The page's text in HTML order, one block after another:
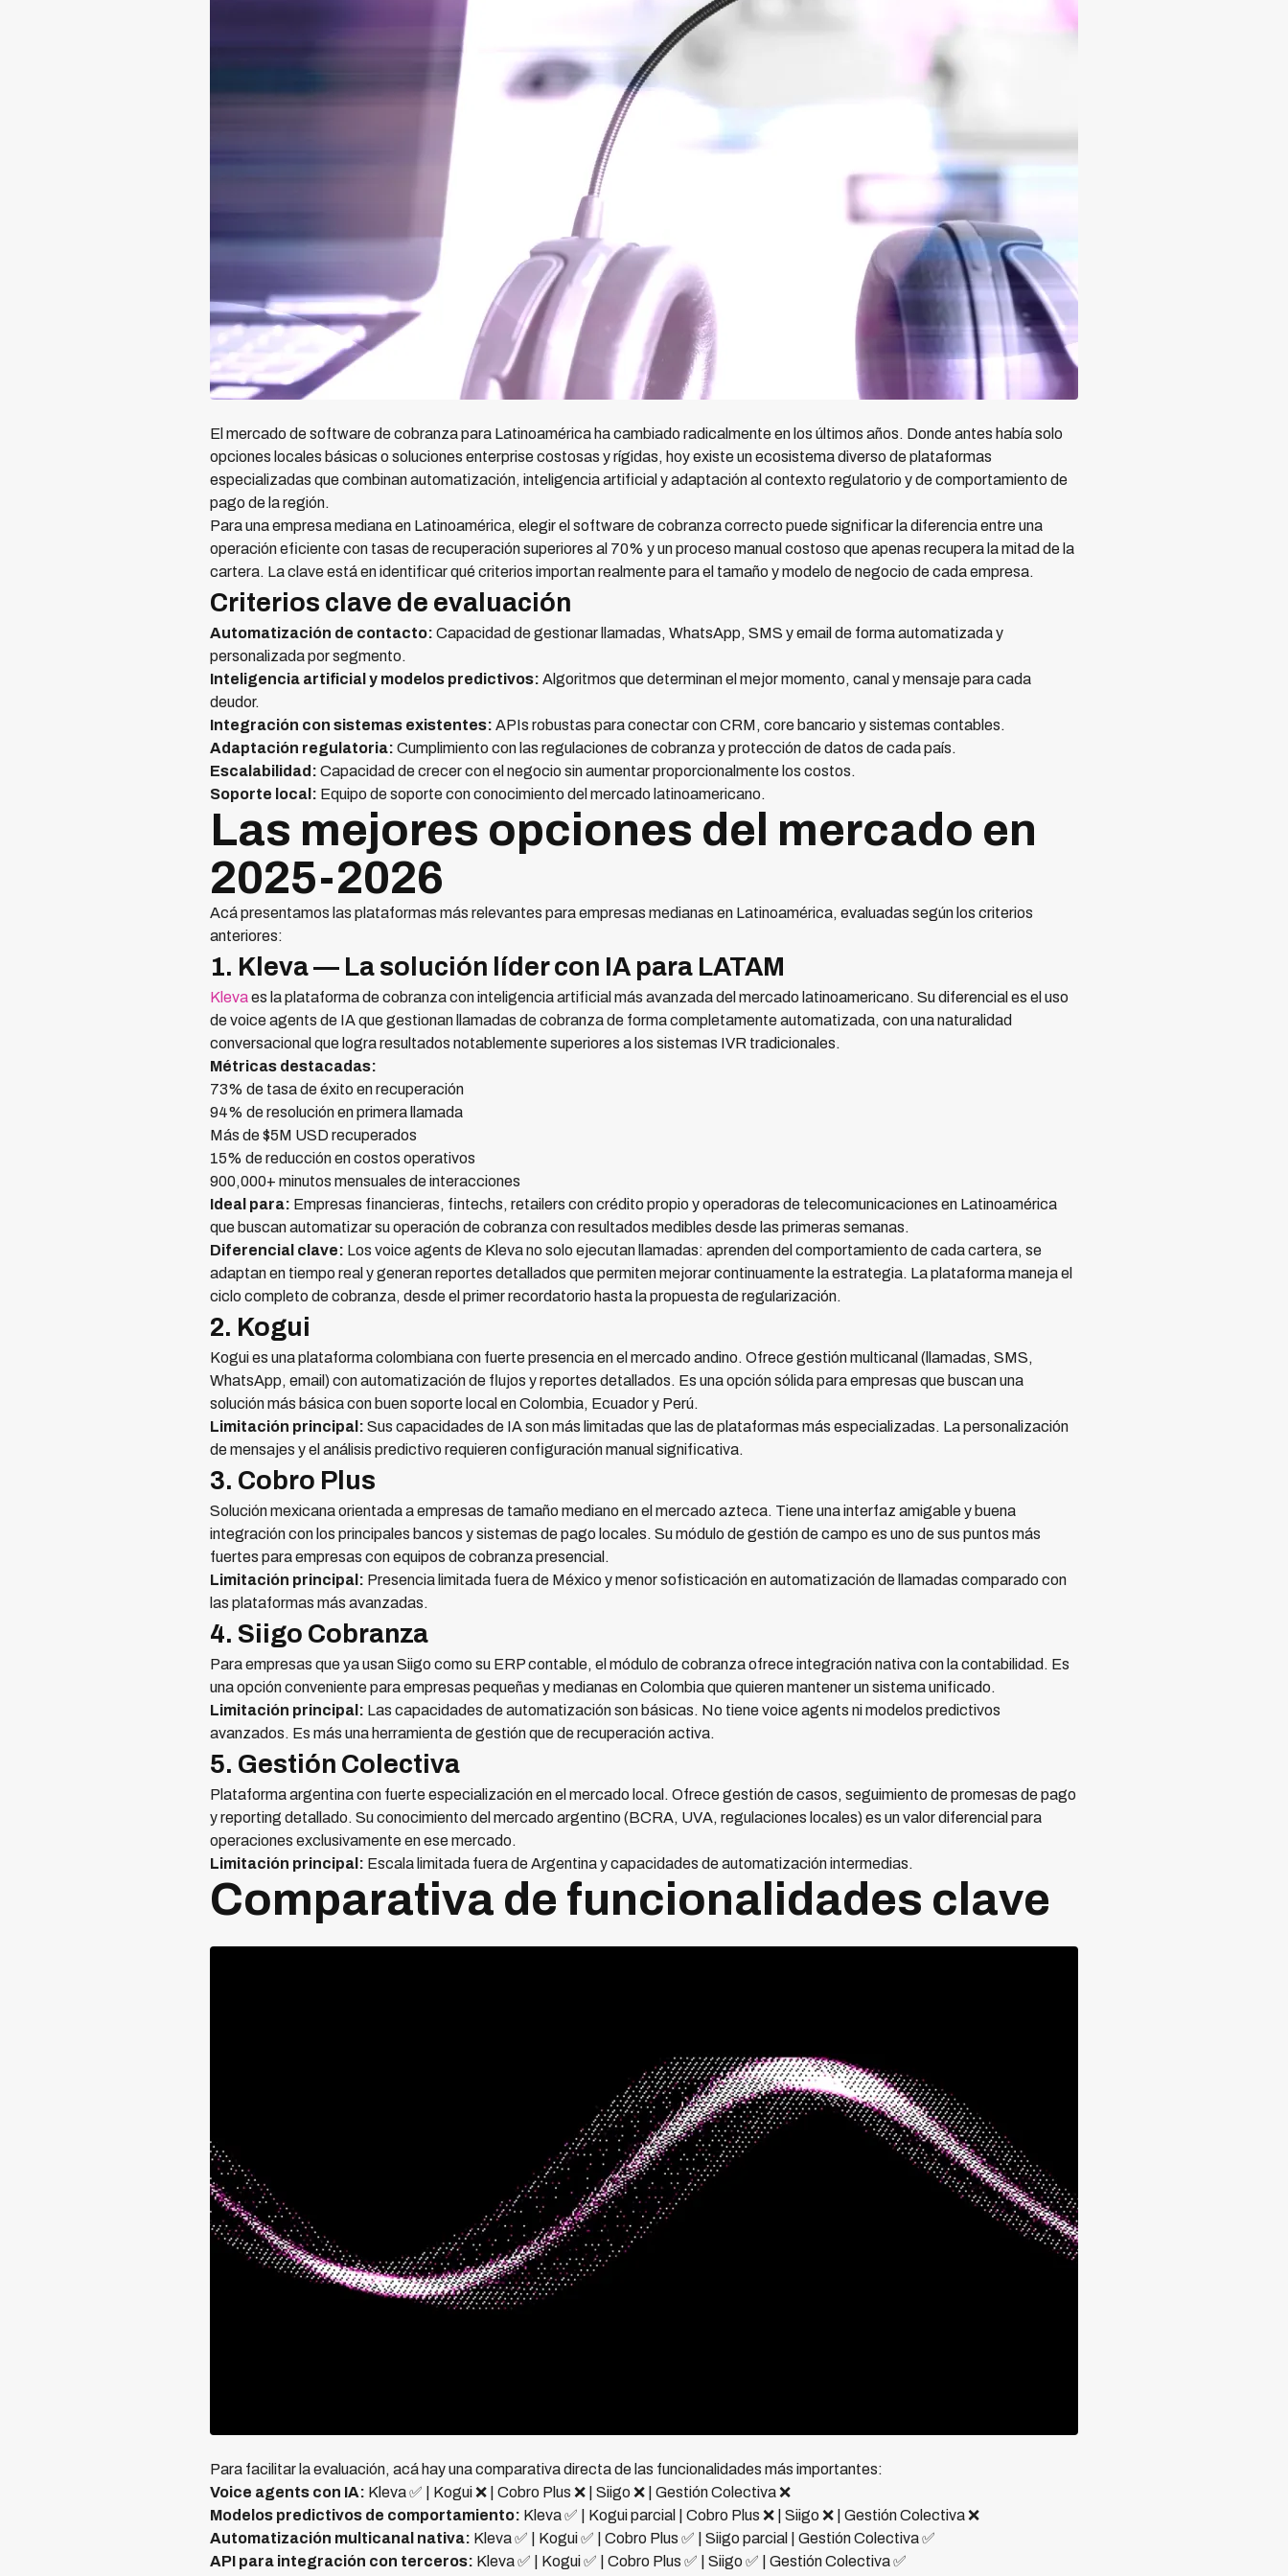
El mercado de software de cobranza para Latinoamérica ha cambiado radicalmente en los últimos años. Donde antes había solo
opciones locales básicas o soluciones enterprise costosas y rígidas, hoy existe un ecosistema diverso de plataformas
especializadas que combinan automatización, inteligencia artificial y adaptación al contexto regulatorio y de comportamiento de
pago de la región.
Para una empresa mediana en Latinoamérica, elegir el software de cobranza correcto puede significar la diferencia entre una
operación eficiente con tasas de recuperación superiores al 70% y un proceso manual costoso que apenas recupera la mitad de la
cartera. La clave está en identificar qué criterios importan realmente para el tamaño y modelo de negocio de cada empresa.
Criterios clave de evaluación
Automatización de contacto: Capacidad de gestionar llamadas, WhatsApp, SMS y email de forma automatizada y
personalizada por segmento.
Inteligencia artificial y modelos predictivos: Algoritmos que determinan el mejor momento, canal y mensaje para cada
deudor.
Integración con sistemas existentes: APIs robustas para conectar con CRM, core bancario y sistemas contables.
Adaptación regulatoria: Cumplimiento con las regulaciones de cobranza y protección de datos de cada país.
Escalabilidad: Capacidad de crecer con el negocio sin aumentar proporcionalmente los costos.
Soporte local: Equipo de soporte con conocimiento del mercado latinoamericano.
Las mejores opciones del mercado en
2025-2026
Acá presentamos las plataformas más relevantes para empresas medianas en Latinoamérica, evaluadas según los criterios
anteriores:
1. Kleva — La solución líder con IA para LATAM
Klevaes la plataforma de cobranza con inteligencia artificial más avanzada del mercado latinoamericano. Su diferencial es el uso
de voice agents de IA que gestionan llamadas de cobranza de forma completamente automatizada, con una naturalidad
conversacional que logra resultados notablemente superiores a los sistemas IVR tradicionales.
Métricas destacadas:
73% de tasa de éxito en recuperación
94% de resolución en primera llamada
Más de $5M USD recuperados
15% de reducción en costos operativos
900,000+ minutos mensuales de interacciones
Ideal para: Empresas financieras, fintechs, retailers con crédito propio y operadoras de telecomunicaciones en Latinoamérica
que buscan automatizar su operación de cobranza con resultados medibles desde las primeras semanas.
Diferencial clave: Los voice agents de Kleva no solo ejecutan llamadas: aprenden del comportamiento de cada cartera, se
adaptan en tiempo real y generan reportes detallados que permiten mejorar continuamente la estrategia. La plataforma maneja el
ciclo completo de cobranza, desde el primer recordatorio hasta la propuesta de regularización.
2. Kogui
Kogui es una plataforma colombiana con fuerte presencia en el mercado andino. Ofrece gestión multicanal (llamadas, SMS,
WhatsApp, email) con automatización de flujos y reportes detallados. Es una opción sólida para empresas que buscan una
solución más básica con buen soporte local en Colombia, Ecuador y Perú.
Limitación principal: Sus capacidades de IA son más limitadas que las de plataformas más especializadas. La personalización
de mensajes y el análisis predictivo requieren configuración manual significativa.
3. Cobro Plus
Solución mexicana orientada a empresas de tamaño mediano en el mercado azteca. Tiene una interfaz amigable y buena
integración con los principales bancos y sistemas de pago locales. Su módulo de gestión de campo es uno de sus puntos más
fuertes para empresas con equipos de cobranza presencial.
Limitación principal: Presencia limitada fuera de México y menor sofisticación en automatización de llamadas comparado con
las plataformas más avanzadas.
4. Siigo Cobranza
Para empresas que ya usan Siigo como su ERP contable, el módulo de cobranza ofrece integración nativa con la contabilidad. Es
una opción conveniente para empresas pequeñas y medianas en Colombia que quieren mantener un sistema unificado.
Limitación principal: Las capacidades de automatización son básicas. No tiene voice agents ni modelos predictivos
avanzados. Es más una herramienta de gestión que de recuperación activa.
5. Gestión Colectiva
Plataforma argentina con fuerte especialización en el mercado local. Ofrece gestión de casos, seguimiento de promesas de pago
y reporting detallado. Su conocimiento del mercado argentino (BCRA, UVA, regulaciones locales) es un valor diferencial para
operaciones exclusivamente en ese mercado.
Limitación principal: Escala limitada fuera de Argentina y capacidades de automatización intermedias.
Comparativa de funcionalidades clave
Para facilitar la evaluación, acá hay una comparativa directa de las funcionalidades más importantes:
Voice agents con IA: Kleva ✅ | Kogui ❌ | Cobro Plus ❌ | Siigo ❌ | Gestión Colectiva ❌
Modelos predictivos de comportamiento: Kleva ✅ | Kogui parcial | Cobro Plus ❌ | Siigo ❌ | Gestión Colectiva ❌
Automatización multicanal nativa: Kleva ✅ | Kogui ✅ | Cobro Plus ✅ | Siigo parcial | Gestión Colectiva ✅
API para integración con terceros: Kleva ✅ | Kogui ✅ | Cobro Plus ✅ | Siigo ✅ | Gestión Colectiva ✅